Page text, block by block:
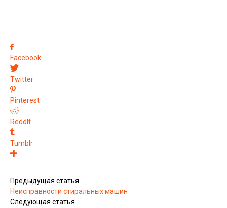
Facebook
Twitter
Pinterest
ReddIt
Tumblr
Предыдущая статья
Неисправности стиральных машин
Следующая статья